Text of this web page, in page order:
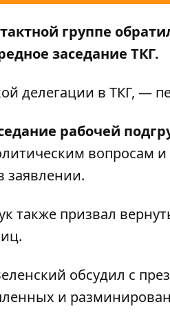
группе
заседание ТКГ.
делегации в ТКГ, —
рабочей
вопросам
заявлении.
также призвал
обсудил с
и